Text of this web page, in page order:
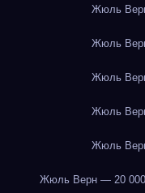
Жюль
Жюль
Жюль
Жюль
Жюль
Жюль Верн — 20 000